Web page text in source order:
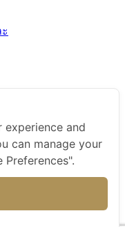
experience and
can manage your